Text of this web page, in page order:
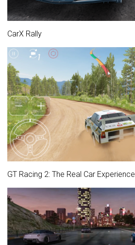
CarX Rally
GT Racing 2: The Real Car Experience